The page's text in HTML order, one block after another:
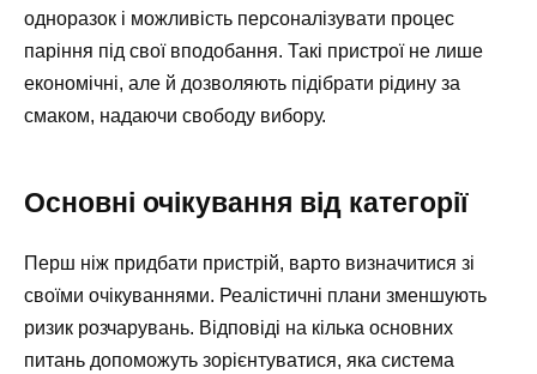
одноразок і можливість персоналізувати процес
паріння під свої вподобання. Такі пристрої не лише
економічні, але й дозволяють підібрати рідину за
смаком, надаючи свободу вибору.
Основні очікування від категорії
Перш ніж придбати пристрій, варто визначитися зі
своїми очікуваннями. Реалістичні плани зменшують
ризик розчарувань. Відповіді на кілька основних
питань допоможуть зорієнтуватися, яка система